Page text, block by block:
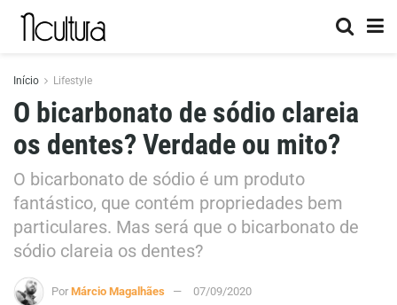
Início Lifestyle
O bicarbonato de sódio clareia
os dentes? Verdade ou mito?
O bicarbonato de sódio é um produto
fantástico, que contém propriedades bem
particulares. Mas será que o bicarbonato de
sódio clareia os dentes?
Por Márcio Magalhães 07/09/2020